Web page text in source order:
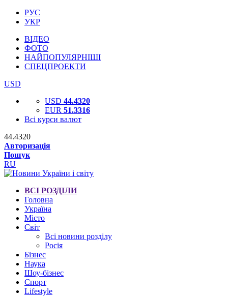
РУС
УКР
ВІДЕО
ФОТО
НАЙПОПУЛЯРНІШІ
СПЕЦПРОЕКТИ
USD
USD 44.4320
EUR 51.3316
Всі курси валют
44.4320
Авторизація
Пошук
RU
ВСІ РОЗДІЛИ
Головна
Україна
Місто
Світ
Всі новини розділу
Росія
Бізнес
Наука
Шоу-бізнес
Спорт
Lifestyle